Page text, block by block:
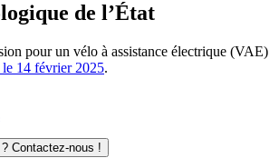
de l’État
pour un vélo à assistance électrique (VAE)
le 14 février 2025.
Contactez-nous !